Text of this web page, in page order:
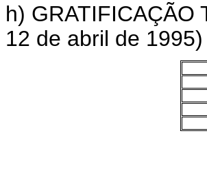
h) GRATIFICAÇÃO
12 de abril de 1995)